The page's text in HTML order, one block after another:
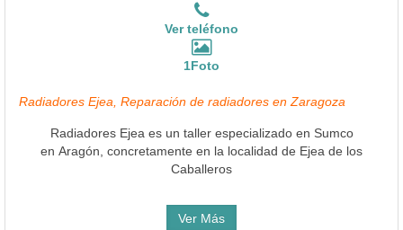
Ver teléfono
1Foto
Radiadores Ejea, Reparación de radiadores en Zaragoza
Radiadores Ejea es un taller especializado en Sumco
en Aragón, concretamente en la localidad de Ejea de los
Caballeros
Ver Más